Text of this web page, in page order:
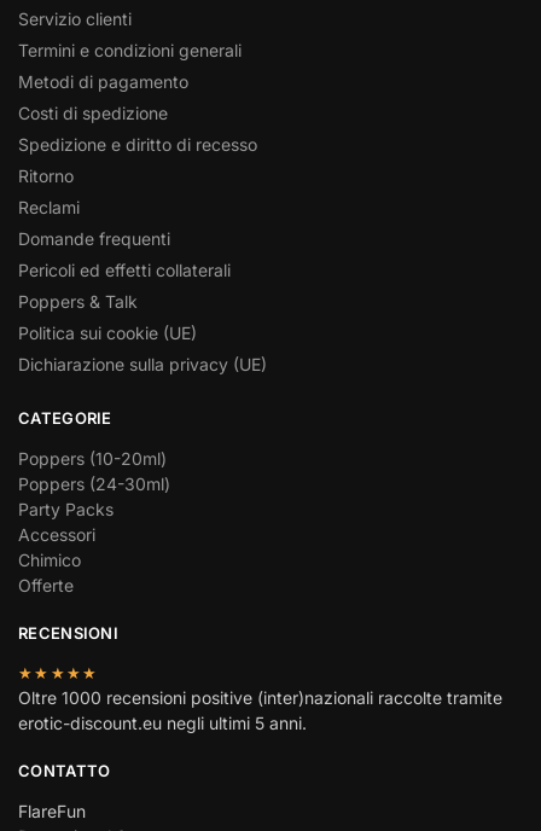
Servizio clienti
Termini e condizioni generali
Metodi di pagamento
Costi di spedizione
Spedizione e diritto di recesso
Ritorno
Reclami
Domande frequenti
Pericoli ed effetti collaterali
Poppers & Talk
Politica sui cookie (UE)
Dichiarazione sulla privacy (UE)
CATEGORIE
Poppers (10-20ml)
Poppers (24-30ml)
Party Packs
Accessori
Chimico
Offerte
RECENSIONI
★★★★★
Oltre 1000 recensioni positive (inter)nazionali raccolte tramite
erotic-discount.eu negli ultimi 5 anni.
CONTATTO
FlareFun